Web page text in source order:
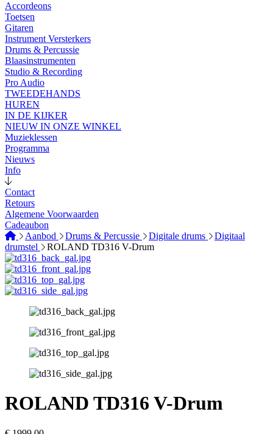
Accordeons
Toetsen
Gitaren
Instrument Versterkers
Drums & Percussie
Blaasinstrumenten
Studio & Recording
Pro Audio
TWEEDEHANDS
HUREN
IN DE KIJKER
NIEUW IN ONZE WINKEL
Muzieklessen
Programma
Nieuws
Info
Contact
Retours
Algemene Voorwaarden
Cadeaubon
Aanbod
Drums & Percussie Digitale drums
Digitaal
drumstel
ROLAND TD316 V-Drum
ROLAND TD316 V-Drum